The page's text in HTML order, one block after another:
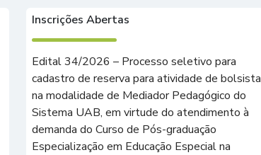
Inscrições Abertas
Edital 34/2026 – Processo seletivo para
cadastro de reserva para atividade de bolsista
na modalidade de Mediador Pedagógico do
Sistema UAB, em virtude do atendimento à
demanda do Curso de Pós-graduação
Especialização em Educação Especial na